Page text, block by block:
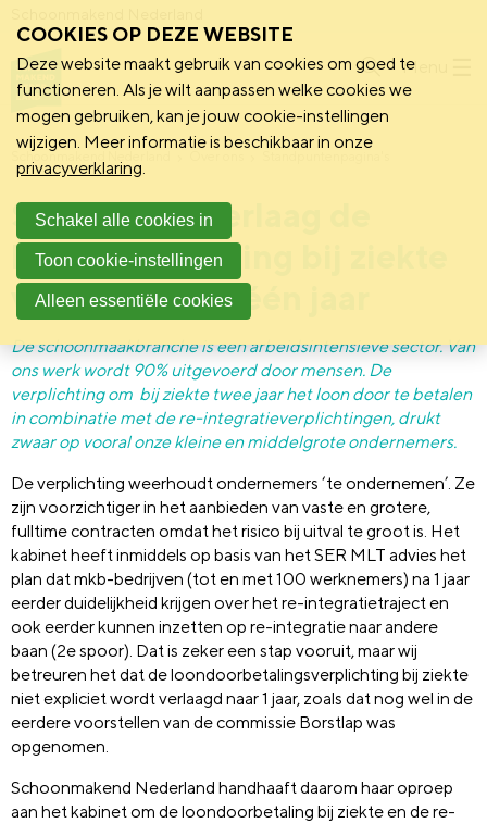
Menu
Schoonmakend Nederland
Standpunt: Verlaag de
loondoorbetaling bij ziekte
van twee naar één jaar
De schoonmaakbranche is een arbeidsintensieve sector. Van
ons werk wordt 90% uitgevoerd door mensen. De
verplichting om bij ziekte twee jaar het loon door te betalen
in combinatie met de re-integratieverplichtingen, drukt
zwaar op vooral onze kleine en middelgrote ondernemers.
De verplichting weerhoudt ondernemers ‘te ondernemen’. Ze
zijn voorzichtiger in het aanbieden van vaste en grotere,
fulltime contracten omdat het risico bij uitval te groot is. Het
kabinet heeft inmiddels op basis van het SER MLT advies het
plan dat mkb-bedrijven (tot en met 100 werknemers) na 1 jaar
eerder duidelijkheid krijgen over het re-integratietraject en
ook eerder kunnen inzetten op re-integratie naar andere
baan (2e spoor). Dat is zeker een stap vooruit, maar wij
betreuren het dat de loondoorbetalingsverplichting bij ziekte
niet expliciet wordt verlaagd naar 1 jaar, zoals dat nog wel in de
eerdere voorstellen van de commissie Borstlap was
opgenomen.
Schoonmakend Nederland handhaaft daarom haar oproep
aan het kabinet om de loondoorbetaling bij ziekte en de re-
COOKIES OP DEZE WEBSITE
Deze website maakt gebruik van cookies om goed te
functioneren. Als je wilt aanpassen welke cookies we
mogen gebruiken, kan je jouw cookie-instellingen
wijzigen. Meer informatie is beschikbaar in onze
privacyverklaring.
Schakel alle cookies in
Toon cookie-instellingen
Alleen essentiële cookies